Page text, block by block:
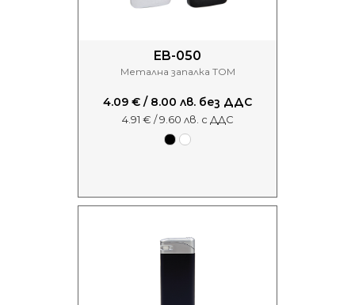
EB-050
Метална запалка TOM
4.09 € / 8.00 лв. без ДДС
4.91 € / 9.60 лв. с ДДС